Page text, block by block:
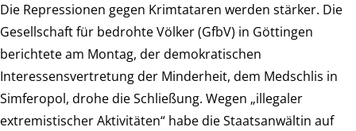
Die Repressionen gegen Krimtataren werden stärker. Die
Gesellschaft für bedrohte Völker (GfbV) in Göttingen
berichtete am Montag, der demokratischen
Interessensvertretung der Minderheit, dem Medschlis in
Simferopol, drohe die Schließung. Wegen „illegaler
extremistischer Aktivitäten“ habe die Staatsanwältin auf